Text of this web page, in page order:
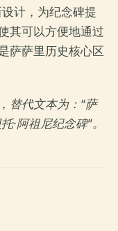
计，为纪念碑提
其可以方便地通过
萨萨里历史核心区
替代文本为：“萨
·阿祖尼纪念碑”。